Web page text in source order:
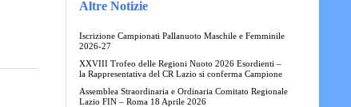
Altre Notizie
Iscrizione Campionati Pallanuoto Maschile e Femminile
2026-27
XXVIII Trofeo delle Regioni Nuoto 2026 Esordienti –
la Rappresentativa del CR Lazio si conferma Campione
Assemblea Straordinaria e Ordinaria Comitato Regionale
Lazio FIN – Roma 18 Aprile 2026